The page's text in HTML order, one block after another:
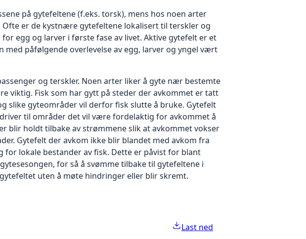
på gytefeltene (f.eks. torsk), mens hos noen arter
Ofte er de kystnære gytefeltene lokalisert til terskler og
egg og larver i første fase av livet. Aktive gytefelt er et
påfølgende overlevelse av egg, larver og yngel vært
og terskler. Noen arter liker å gyte nær bestemte
viktig. Fisk som har gytt på steder der avkommet er tatt
slike gyteområder vil derfor fisk slutte å bruke. Gytefelt
til områder det vil være fordelaktig for avkommet å
blir holdt tilbake av strømmene slik at avkommet vokser
Gytefelt der avkom ikke blir blandet med avkom fra
lokale bestander av fisk. Dette er påvist for blant
for så å svømme tilbake til gytefeltene i
uten å møte hindringer eller blir skremt.
Last ned